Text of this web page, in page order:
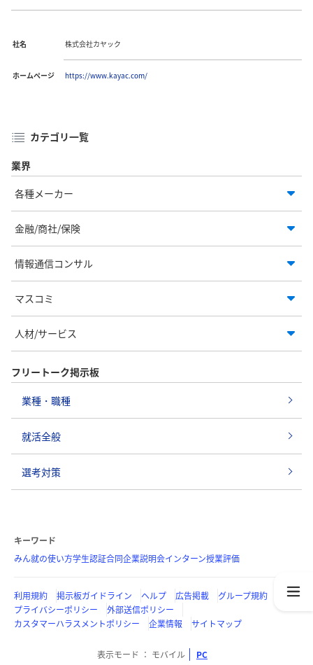
社名 株式会社カヤック
ホームページ https://www.kayac.com/
カテゴリ一覧
業界
各種メーカー
金融/商社/保険
情報通信コンサル
マスコミ
人材/サービス
フリートーク掲示板
業種・職種
就活全般
選考対策
キーワード
みん就の使い方学生認証合同企業説明会インターン授業評価
利用規約 掲示板ガイドライン ヘルプ 広告掲載
グループ規約
プライバシーポリシー
外部送信ポリシー
カスタマーハラスメントポリシー
企業情報 サイトマップ
表示モード モバイル PC